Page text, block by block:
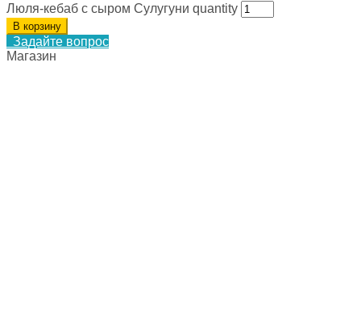
Люля-кебаб с сыром Сулугуни quantity
В корзину
Задайте вопрос
Магазин